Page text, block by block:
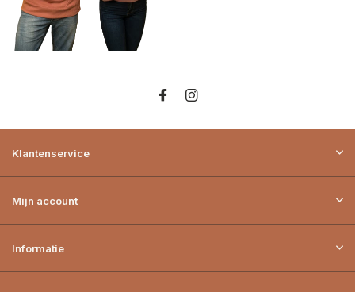
Klantenservice
Mijn account
Informatie